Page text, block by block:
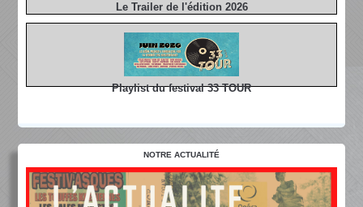
Le Trailer de l'édition 2026
Playlist du festival 33 TOUR
NOTRE ACTUALITÉ